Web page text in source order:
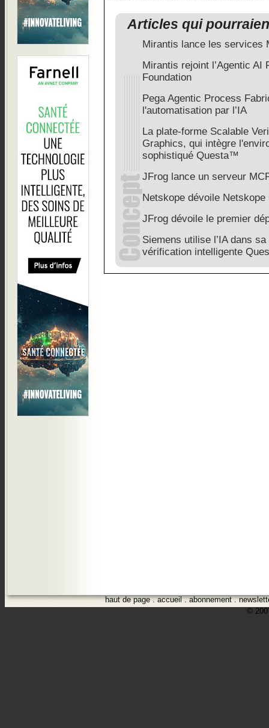
Articles qui
Mirantis lance les services
Mirantis rejoint l’Agentic AI
Foundation
Pega Agentic Process
l'automatisation par l’IA
La plate-forme Scalable
Graphics, qui intègre
sophistiqué Questa™
JFrog lance un serveur
Netskope dévoile
JFrog dévoile le premier
Siemens utilise l’IA dans
vérification intelligente
haut de page.accueil.abonnement.
©